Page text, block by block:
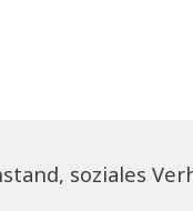
sozia­les